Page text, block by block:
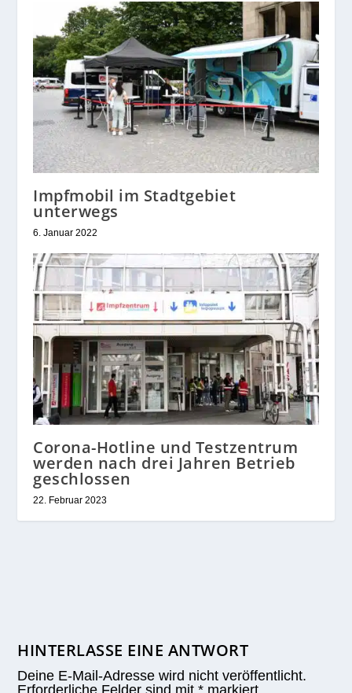
Impfmobil im Stadtgebiet
unterwegs
6. Januar 2022
Corona-Hotline und Testzentrum
werden nach drei Jahren Betrieb
geschlossen
22. Februar 2023
HINTERLASSE EINE ANTWORT
Deine E-Mail-Adresse wird nicht veröffentlicht.
Erforderliche Felder sind mit* markiert